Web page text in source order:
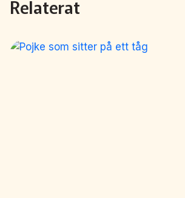
Relaterat